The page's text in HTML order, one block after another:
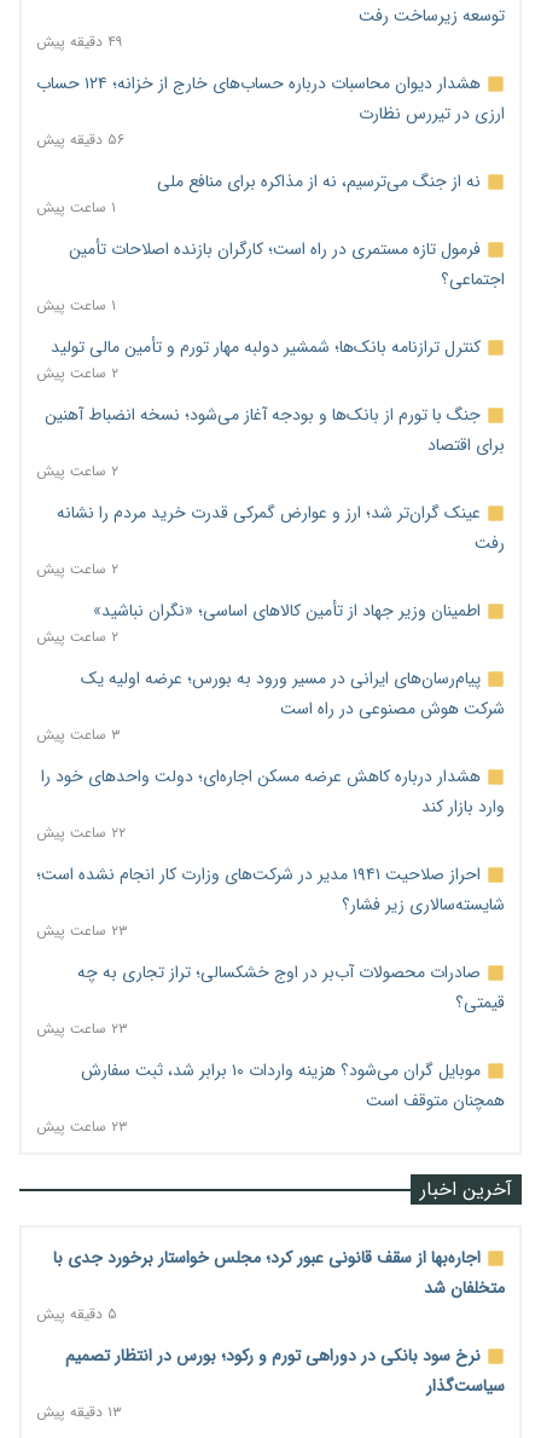
توسعه زیرساخت رفت
۴۹ دقیقه پیش
هشدار دیوان محاسبات درباره حساب‌های خارج از خزانه؛ ۱۲۴ حساب
ارزی در تیررس نظارت
۵۶ دقیقه پیش
نه از جنگ می‌ترسیم، نه از مذاکره برای منافع ملی
۱ ساعت پیش
فرمول تازه مستمری در راه است؛ کارگران بازنده اصلاحات تأمین
اجتماعی؟
۱ ساعت پیش
کنترل ترازنامه بانک‌ها؛ شمشیر دولبه مهار تورم و تأمین مالی تولید
۲ ساعت پیش
جنگ با تورم از بانک‌ها و بودجه آغاز می‌شود؛ نسخه انضباط آهنین
برای اقتصاد
۲ ساعت پیش
عینک گران‌تر شد؛ ارز و عوارض گمرکی قدرت خرید مردم را نشانه
رفت
۲ ساعت پیش
اطمینان وزیر جهاد از تأمین کالاهای اساسی؛ «نگران نباشید»
۲ ساعت پیش
پیام‌رسان‌های ایرانی در مسیر ورود به بورس؛ عرضه اولیه یک
شرکت هوش مصنوعی در راه است
۳ ساعت پیش
هشدار درباره کاهش عرضه مسکن اجاره‌ای؛ دولت واحدهای خود را
وارد بازار کند
۲۲ ساعت پیش
احراز صلاحیت ۱۹۴۱ مدیر در شرکت‌های وزارت کار انجام نشده است؛
شایسته‌سالاری زیر فشار؟
۲۳ ساعت پیش
صادرات محصولات آب‌بر در اوج خشکسالی؛ تراز تجاری به چه
قیمتی؟
۲۳ ساعت پیش
موبایل گران می‌شود؟ هزینه واردات ۱۰ برابر شد، ثبت سفارش
همچنان متوقف است
۲۳ ساعت پیش
آخرین اخبار
اجاره‌بها از سقف قانونی عبور کرد؛ مجلس خواستار برخورد جدی با
متخلفان شد
۵ دقیقه پیش
نرخ سود بانکی در دوراهی تورم و رکود؛ بورس در انتظار تصمیم
سیاست‌گذار
۱۳ دقیقه پیش